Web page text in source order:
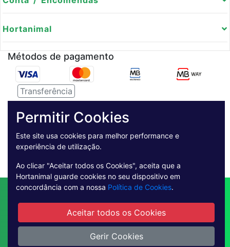
Hortanimal
Métodos de pagamento
Transferência
Pagamento Seguro
Contactos Envio
Condições de Venda
Condições Gerais de Utilização
Livro de reclamações online
Permitir Cookies
Este site usa cookies para melhor performance e
experiência de utilização.
Ao clicar "Aceitar todos os Cookies", aceita que a
Hortanimal guarde cookies no seu dispositivo em
concordância com a nossa Política de Cookies.
Aceitar todos os Cookies
Gerir Cookies